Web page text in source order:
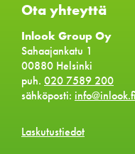
Ota yhteyttä
Inlook Group Oy
Sahaajankatu 1
00880 Helsinki
puh. 020 7589 200
sähköposti: info@inlook.fi
Laskutustiedot